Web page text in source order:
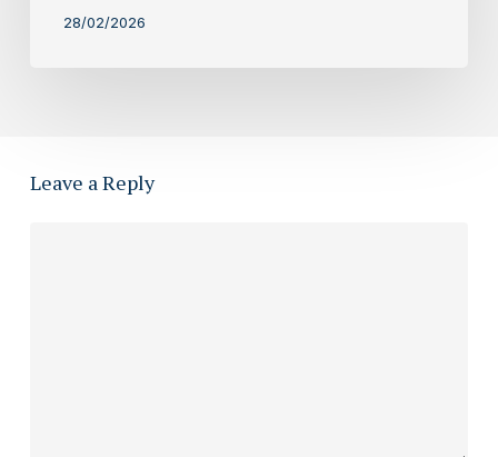
28/02/2026
Leave a Reply